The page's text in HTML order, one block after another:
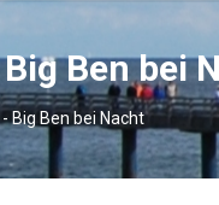
Ben bei
Big Ben bei Nacht